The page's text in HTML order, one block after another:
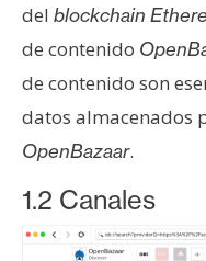
del blockchain
de contenido
de contenido son
datos almacenados
OpenBazaar.
1.2 Canales